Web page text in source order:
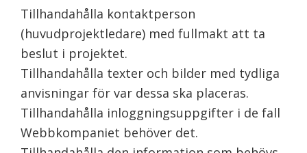
Tillhandahålla kontaktperson
(huvudprojektledare) med fullmakt att ta
beslut i projektet.
Tillhandahålla texter och bilder med tydliga
anvisningar för var dessa ska placeras.
Tillhandahålla inloggningsuppgifter i de fall
Webbkompaniet behöver det.